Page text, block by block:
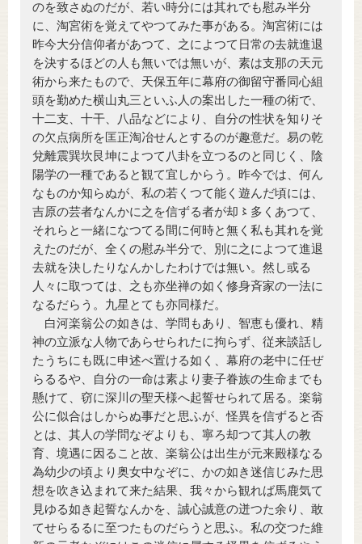
のを致さぬのだが、若い時分には其れでも慰み半分
に、淘宮術を覚えてやつてみた事がある。淘宮術には
昨今大分信仰者があつて、之によつて日常の去就進退
を決するほどの人も無いでは無いが、素は支那の天元
術から来たもので、天保五年に幕府の御留守番同心組
頭を勤めた横山丸三といふ人の案出した一種の術で、
十二支、十干、八品などにより、自分の性状を知りそ
の欠点病所を匡正淘冶せんとするのが趣意だ。易の乾
兌離震巽坎艮坤によつて八卦を立つるのと同じく、陰
陽学の一種であると観て宜しからう。昨今では、何ん
なものか知らぬが、私の若くつて能く遊んだ頃には、
吉原の芸者なんかに之を信ずる者が却〻多くあつて、
それらと一緒になつてる間に何時と無く私も其れを覚
えたのだが、全くの慰み半分で、別に之によつて進退
去就を決したりなんかしたわけでは無い。然し或る
人々に取つては、之も亦坐禅の如く修身斉家の一法に
なるだらう。九星とても亦同様だ。
白河楽翁公の如きは、学問もあり、智恵も優れ、精
神の立派な人物であらせられたに拘らず、従来談話し
たうちにも既に申述べ置ける如く、幕府の老中に任ぜ
らるるや、自分の一命は素より妻子眷族の生命までも
懸けて、窃に深川の聖天様へ起誓せられて居る。楽翁
公に似合はしからぬ事だと思ふが、怪異を信ずると否
とは、其人の学問なぞよりも、寧ろ却つて其人の教
育、境遇に因ること故、楽翁公は出生が元来殿様なる
為幼少の頃より奥女中なぞに、かの如き迷信じみた思
想を吹き込まれて来た結果、我々から観れば馬鹿気て
見ゆる如き起誓なんかを、誠心誠意の迸つた余り、敢
てせらるるに至つたものだらうと思ふ。私の交つた維